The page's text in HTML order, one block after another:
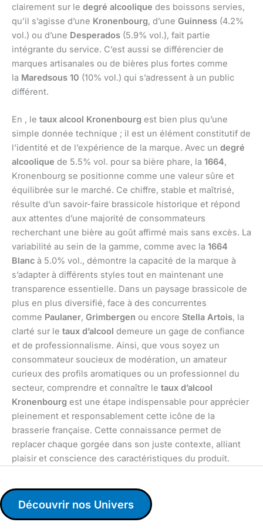
clairement sur le degré alcoolique des boissons servies,
qu’il s’agisse d’une Kronenbourg, d’une Guinness (4.2%
vol.) ou d’une Desperados (5.9% vol.), fait partie
intégrante du service. C’est aussi se différencier de
marques artisanales ou de bières plus fortes comme
la Maredsous 10 (10% vol.) qui s’adressent à un public
différent.
En , le taux alcool Kronenbourg est bien plus qu’une
simple donnée technique ; il est un élément constitutif de
l’identité et de l’expérience de la marque. Avec un degré
alcoolique de 5.5% vol. pour sa bière phare, la 1664,
Kronenbourg se positionne comme une valeur sûre et
équilibrée sur le marché. Ce chiffre, stable et maîtrisé,
résulte d’un savoir-faire brassicole historique et répond
aux attentes d’une majorité de consommateurs
recherchant une bière au goût affirmé mais sans excès. La
variabilité au sein de la gamme, comme avec la 1664
Blanc à 5.0% vol., démontre la capacité de la marque à
s’adapter à différents styles tout en maintenant une
transparence essentielle. Dans un paysage brassicole de
plus en plus diversifié, face à des concurrentes
comme Paulaner, Grimbergen ou encore Stella Artois, la
clarté sur le taux d’alcool demeure un gage de confiance
et de professionnalisme. Ainsi, que vous soyez un
consommateur soucieux de modération, un amateur
curieux des profils aromatiques ou un professionnel du
secteur, comprendre et connaître le taux d’alcool
Kronenbourg est une étape indispensable pour apprécier
pleinement et responsablement cette icône de la
brasserie française. Cette connaissance permet de
replacer chaque gorgée dans son juste contexte, alliant
plaisir et conscience des caractéristiques du produit.
Découvrir nos Univers